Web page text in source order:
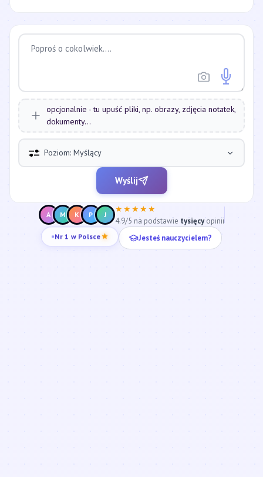
opcjonalnie - tu upuść pliki, np. obrazy, zdjęcia notatek,
dokumenty...
Poziom: Myślący
Wyślij
A M K P J
★★★★★
4.9/5 na podstawie tysięcyopinii
Nr 1 w Polsce Jesteś nauczycielem?